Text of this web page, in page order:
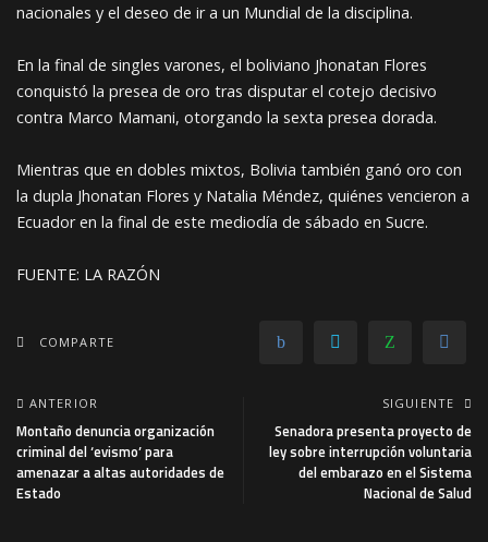
nacionales y el deseo de ir a un Mundial de la disciplina.
En la final de singles varones, el boliviano Jhonatan Flores
conquistó la presea de oro tras disputar el cotejo decisivo
contra Marco Mamani, otorgando la sexta presea dorada.
Mientras que en dobles mixtos, Bolivia también ganó oro con
la dupla Jhonatan Flores y Natalia Méndez, quiénes vencieron a
Ecuador en la final de este mediodía de sábado en Sucre.
FUENTE: LA RAZÓN
COMPARTE
ANTERIOR
Montaño denuncia organización
criminal del ‘evismo’ para
amenazar a altas autoridades de
Estado
SIGUIENTE
Senadora presenta proyecto de
ley sobre interrupción voluntaria
del embarazo en el Sistema
Nacional de Salud